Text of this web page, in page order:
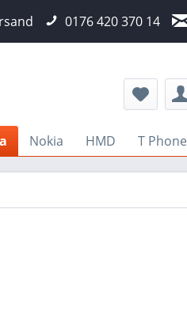
0176 420 370 14
Nokia HMD T Phone